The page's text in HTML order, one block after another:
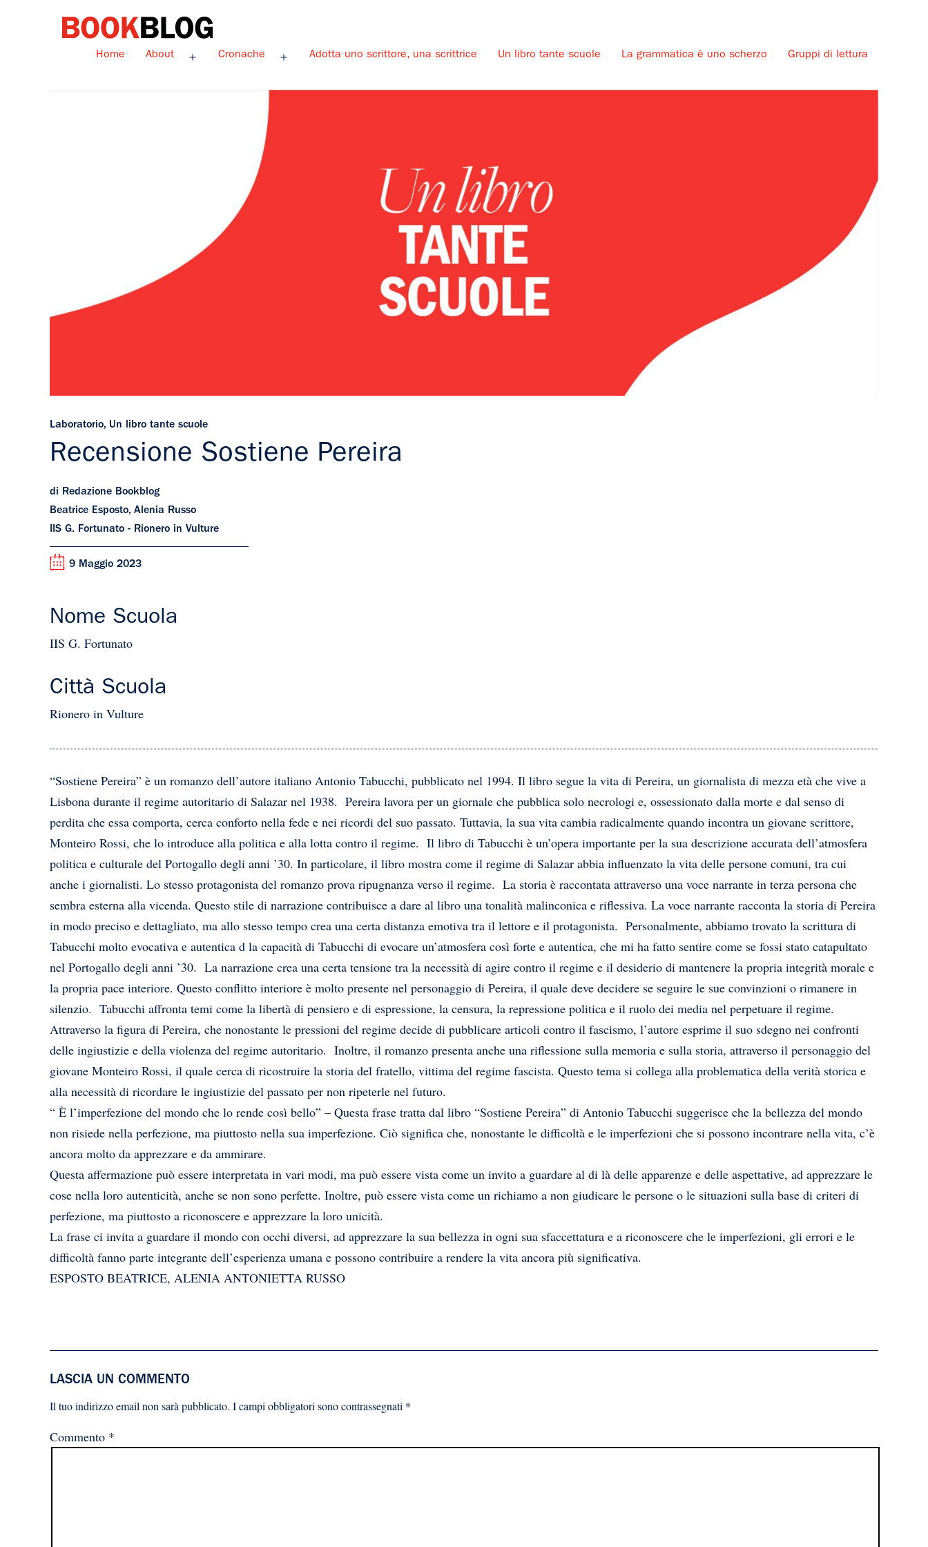
Home About
Apri
Cronache
Apri
Adotta uno scrittore, una scrittrice Un libro tante scuole La grammatica è uno scherzo Gruppi di lettura
Laboratorio, Un libro tante scuole
Recensione Sostiene Pereira
di Redazione Bookblog
Beatrice Esposto, Alenia Russo
IIS G. Fortunato - Rionero in Vulture
9 Maggio 2023
Nome Scuola
IIS G. Fortunato
Città Scuola
Rionero in Vulture
“Sostiene Pereira” è un romanzo dell’autore italiano Antonio Tabucchi, pubblicato nel 1994. Il libro segue la vita di Pereira, un giornalista di mezza età che vive a
Lisbona durante il regime autoritario di Salazar nel 1938. Pereira lavora per un giornale che pubblica solo necrologi e, ossessionato dalla morte e dal senso di
perdita che essa comporta, cerca conforto nella fede e nei ricordi del suo passato. Tuttavia, la sua vita cambia radicalmente quando incontra un giovane scrittore,
Monteiro Rossi, che lo introduce alla politica e alla lotta contro il regime. Il libro di Tabucchi è un’opera importante per la sua descrizione accurata dell’atmosfera
politica e culturale del Portogallo degli anni ’30. In particolare, il libro mostra come il regime di Salazar abbia influenzato la vita delle persone comuni, tra cui
anche i giornalisti. Lo stesso protagonista del romanzo prova ripugnanza verso il regime. La storia è raccontata attraverso una voce narrante in terza persona che
sembra esterna alla vicenda. Questo stile di narrazione contribuisce a dare al libro una tonalità malinconica e riflessiva. La voce narrante racconta la storia di Pereira
in modo preciso e dettagliato, ma allo stesso tempo crea una certa distanza emotiva tra il lettore e il protagonista. Personalmente, abbiamo trovato la scrittura di
Tabucchi molto evocativa e autentica d la capacità di Tabucchi di evocare un’atmosfera così forte e autentica, che mi ha fatto sentire come se fossi stato catapultato
nel Portogallo degli anni ’30. La narrazione crea una certa tensione tra la necessità di agire contro il regime e il desiderio di mantenere la propria integrità morale e
la propria pace interiore. Questo conflitto interiore è molto presente nel personaggio di Pereira, il quale deve decidere se seguire le sue convinzioni o rimanere in
silenzio. Tabucchi affronta temi come la libertà di pensiero e di espressione, la censura, la repressione politica e il ruolo dei media nel perpetuare il regime.
Attraverso la figura di Pereira, che nonostante le pressioni del regime decide di pubblicare articoli contro il fascismo, l’autore esprime il suo sdegno nei confronti
delle ingiustizie e della violenza del regime autoritario. Inoltre, il romanzo presenta anche una riflessione sulla memoria e sulla storia, attraverso il personaggio del
giovane Monteiro Rossi, il quale cerca di ricostruire la storia del fratello, vittima del regime fascista. Questo tema si collega alla problematica della verità storica e
alla necessità di ricordare le ingiustizie del passato per non ripeterle nel futuro.
“ È l’imperfezione del mondo che lo rende così bello” – Questa frase tratta dal libro “Sostiene Pereira” di Antonio Tabucchi suggerisce che la bellezza del mondo
non risiede nella perfezione, ma piuttosto nella sua imperfezione. Ciò significa che, nonostante le difficoltà e le imperfezioni che si possono incontrare nella vita, c’è
ancora molto da apprezzare e da ammirare.
Questa affermazione può essere interpretata in vari modi, ma può essere vista come un invito a guardare al di là delle apparenze e delle aspettative, ad apprezzare le
cose nella loro autenticità, anche se non sono perfette. Inoltre, può essere vista come un richiamo a non giudicare le persone o le situazioni sulla base di criteri di
perfezione, ma piuttosto a riconoscere e apprezzare la loro unicità.
La frase ci invita a guardare il mondo con occhi diversi, ad apprezzare la sua bellezza in ogni sua sfaccettatura e a riconoscere che le imperfezioni, gli errori e le
difficoltà fanno parte integrante dell’esperienza umana e possono contribuire a rendere la vita ancora più significativa.
ESPOSTO BEATRICE, ALENIA ANTONIETTA RUSSO
LASCIA UN COMMENTO
Il tuo indirizzo email non sarà pubblicato. I campi obbligatori sono contrassegnati *
Commento *